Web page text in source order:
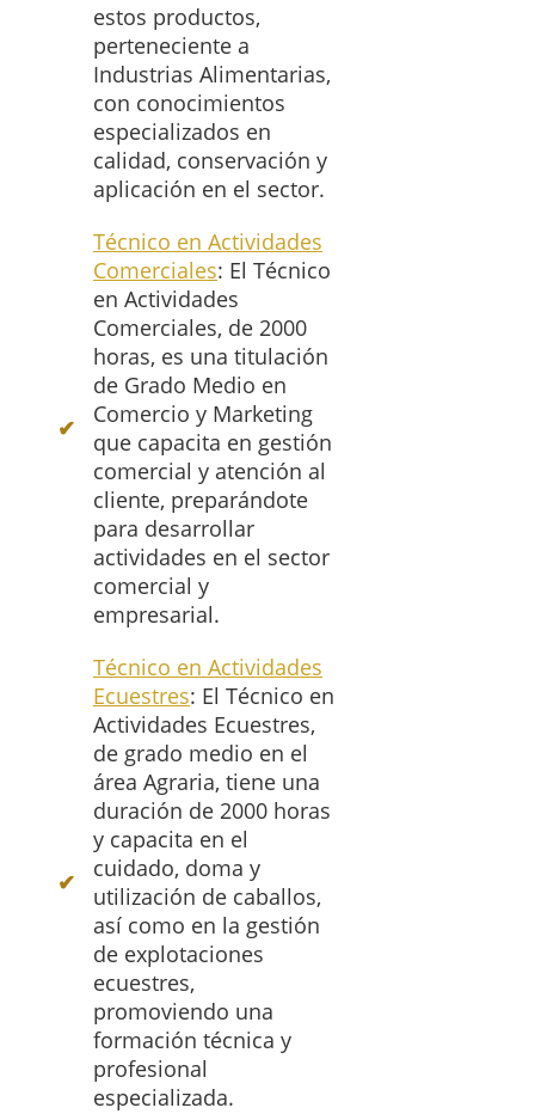
estos productos,
perteneciente a
Industrias Alimentarias,
con conocimientos
especializados en
calidad, conservación y
aplicación en el sector.
Técnico en Actividades
Comerciales: El Técnico
en Actividades
Comerciales, de 2000
horas, es una titulación
de Grado Medio en
Comercio y Marketing
que capacita en gestión
comercial y atención al
cliente, preparándote
para desarrollar
actividades en el sector
comercial y
empresarial.
Técnico en Actividades
Ecuestres: El Técnico en
Actividades Ecuestres,
de grado medio en el
área Agraria, tiene una
duración de 2000 horas
y capacita en el
cuidado, doma y
utilización de caballos,
así como en la gestión
de explotaciones
ecuestres,
promoviendo una
formación técnica y
profesional
especializada.